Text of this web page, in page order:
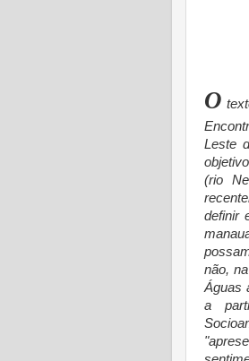
O
Leste
(rio
definir
não,
Águas
a